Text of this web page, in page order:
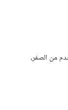
من الصفر،